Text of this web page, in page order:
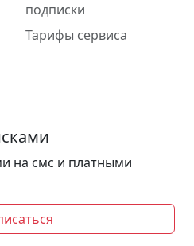
подписки
Тарифы сервиса
на смс и платными